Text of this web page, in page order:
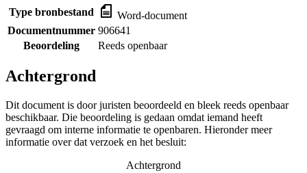
Type bronbestand
Word-document
Documentnummer 906641
Beoordeling
Reeds openbaar
Achtergrond
Dit document is door juristen beoordeeld en bleek reeds openbaar
beschikbaar. Die beoordeling is gedaan omdat iemand heeft
gevraagd om interne informatie te openbaren. Hieronder meer
informatie over dat verzoek en het besluit:
Achtergrond